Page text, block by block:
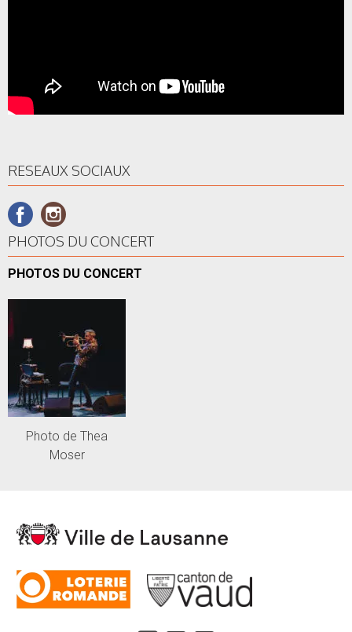
RESEAUX SOCIAUX
PHOTOS DU CONCERT
PHOTOS DU CONCERT
Photo de Thea
Moser